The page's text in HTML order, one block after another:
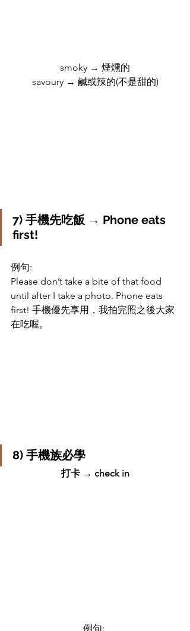
smoky → 煙燻的
savoury → 鹹或辣的(不是甜的)
7) 手機先吃飯 → Phone eats
first!
例句:
Please don’t take a bite of that food
until after I take a photo. Phone eats
first! 手機優先享用，我拍完照之後大家
在吃喔。
8) 手機族必學
打卡 → check in
例句: